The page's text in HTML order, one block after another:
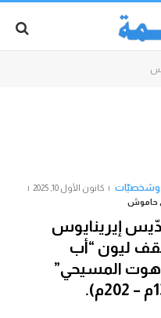
وشخصيّات
كانون الأول 10, 2025
حاموش
إيرينايوس
ليون “أب
المسيحي”